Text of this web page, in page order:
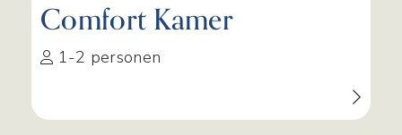
Comfort Kamer
1-2 personen